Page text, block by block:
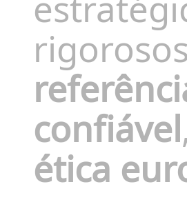
confiável
ética